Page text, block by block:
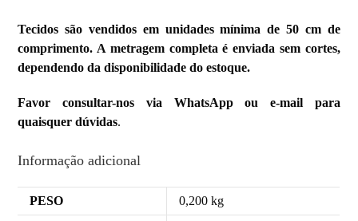
Tecidos são vendidos em unidades mínima de 50 cm de
comprimento. A metragem completa é enviada sem cortes,
dependendo da disponibilidade do estoque.
Favor consultar-nos via WhatsApp ou e-mail para
quaisquer dúvidas.
Informação adicional
PESO 0,200 kg